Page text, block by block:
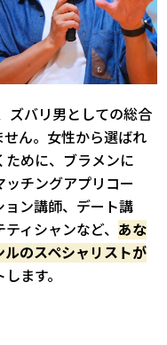
ズバリ男としての総合
ん。女性から選ばれ
めに、ブラメンに
チングアプリコー
ン講師、デート講
ィシャンなど、 あな
のスペシャリストが
ます。